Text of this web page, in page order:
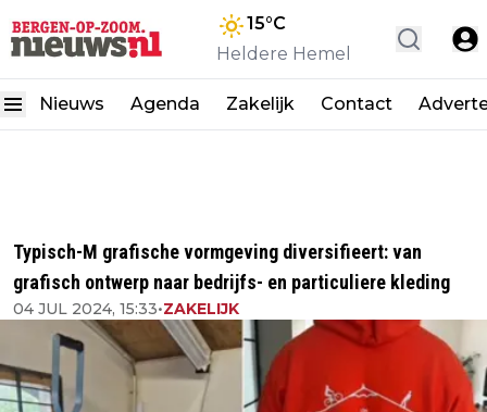
15°C
Heldere Hemel
Nieuws Agenda Zakelijk Contact
Typisch-M grafische vormgeving diversifieert: van
grafisch ontwerp naar bedrijfs- en particuliere kleding
04 JUL 2024, 15:33•ZAKELIJK